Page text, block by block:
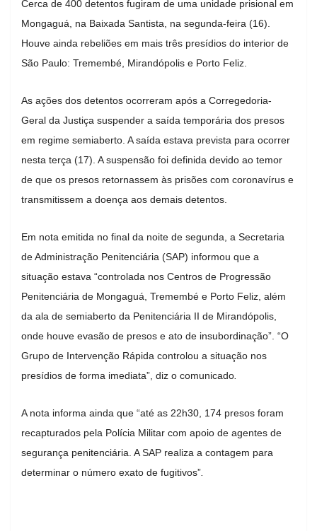
Cerca de 400 detentos fugiram de uma unidade prisional em
Mongaguá, na Baixada Santista, na segunda-feira (16).
Houve ainda rebeliões em mais três presídios do interior de
São Paulo: Tremembé, Mirandópolis e Porto Feliz.
As ações dos detentos ocorreram após a Corregedoria-
Geral da Justiça suspender a saída temporária dos presos
em regime semiaberto. A saída estava prevista para ocorrer
nesta terça (17). A suspensão foi definida devido ao temor
de que os presos retornassem às prisões com coronavírus e
transmitissem a doença aos demais detentos.
Em nota emitida no final da noite de segunda, a Secretaria
de Administração Penitenciária (SAP) informou que a
situação estava “controlada nos Centros de Progressão
Penitenciária de Mongaguá, Tremembé e Porto Feliz, além
da ala de semiaberto da Penitenciária II de Mirandópolis,
onde houve evasão de presos e ato de insubordinação”. “O
Grupo de Intervenção Rápida controlou a situação nos
presídios de forma imediata”, diz o comunicado
A nota informa ainda que “até as 22h30, 174 presos foram
recapturados pela Polícia Militar com apoio de agentes de
segurança penitenciária. A SAP realiza a contagem para
determinar o número exato de fugitivos”